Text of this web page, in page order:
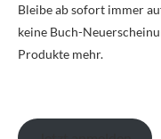
Bleibe ab sofort immer
keine Buch-
Produkte mehr.